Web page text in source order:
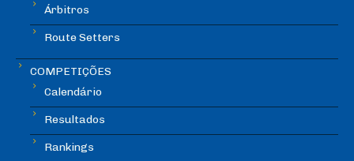
Árbitros
Route Setters
COMPETIÇÕES
Calendário
Resultados
Rankings